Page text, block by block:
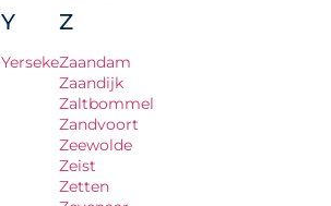
Y
Yerseke
Z
Zaandam
Zaandijk
Zaltbommel
Zandvoort
Zeewolde
Zeist
Zetten